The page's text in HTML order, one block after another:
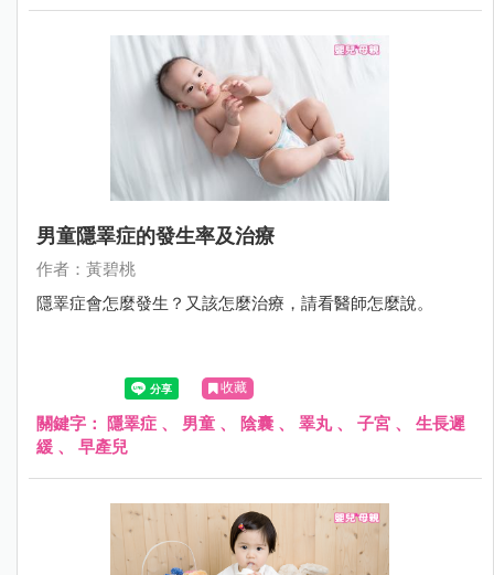
男童隱睪症的發生率及治療
作者：黃碧桃
隱睪症會怎麼發生？又該怎麼治療，請看醫師怎麼說。
收藏
關鍵字： 隱睪症 、 男童 、 陰囊 、 睪丸、 子宮 、 生長遲
緩 、 早產兒